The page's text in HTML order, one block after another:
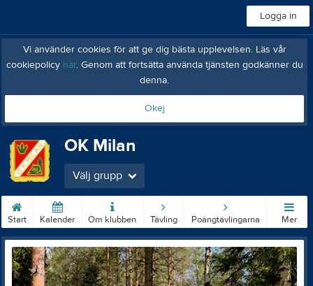
Logga in
Vi använder cookies för att ge dig bästa upplevelsen. Läs vår
cookiepolicy här. Genom att fortsätta använda tjänsten godkänner du
denna.
Okej
OK Milan
Välj grupp
Start Kalender Om klubben Tävling Poängtävlingarna Mer